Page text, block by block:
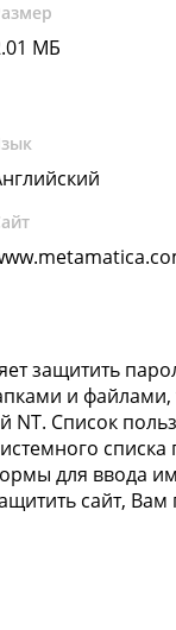
МБ
защитить
и
NT. Список
для ввода
сайт,